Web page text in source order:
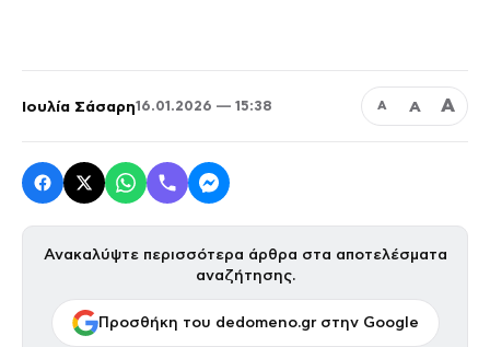
Ιουλία Σάσαρη16.01.2026 — 15:38 Α Α Α
Ανακαλύψτε περισσότερα άρθρα στα αποτελέσματα
αναζήτησης.
Προσθήκη του dedomeno.gr στην Google